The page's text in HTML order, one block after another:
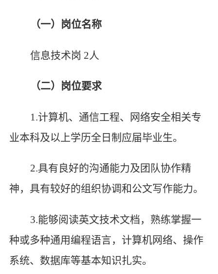
（一）岗位名称
信息技术岗 2 人
（二）岗位要求
1.计算机、通信工程、网络安全相关专
业本科及以上学历全日制应届毕业生。
2.具有良好的沟通能力及团队协作精
神，具有较好的组织协调和公文写作能力。
3.能够阅读英文技术文档，熟练掌握一
种或多种通用编程语言，计算机网络、操作
系统、数据库等基本知识扎实。